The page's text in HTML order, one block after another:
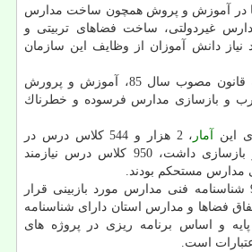
در آموزش و پروش همچون ساخت مدارس
غیردولتی، ساخت فضاهای تربیتی و
دانش آموزان از وظایف این سازمان
وی اظهار داشت: برپایه قانون مصوب سال 85، آموزش و پرورش
و بازسازی مدارس فرسوده و خطرناك
این آمار
، 2 هزار و 544 كلاس درس در
استان نیاز به تخریب و بازسازی داشت، 950 كلاس درس نیازمند
مدارس مستحكم بودند.
وی اضافه كرد: سال 90 شناسنامه فنی مدارس مورد بازبینی قرار
فضاها و مدارس استان دارای شناسنامه
پایه و اساس برنامه ریزی در پروژه های
است.